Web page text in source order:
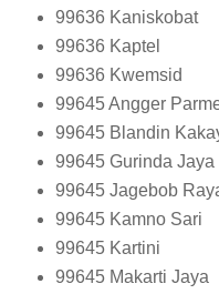
99636 Kaniskobat
99636 Kaptel
99636 Kwemsid
99645 Angger
99645 Blandin
99645 Gurinda Jaya
99645 Jagebob
99645 Kamno Sari
99645 Kartini
99645 Makarti Jaya